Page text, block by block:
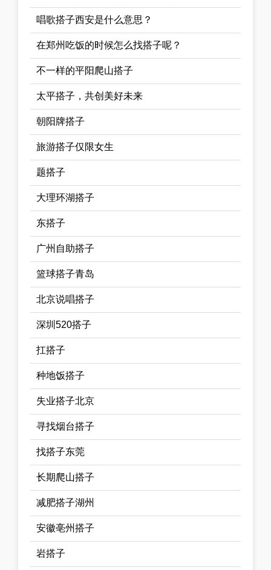
唱歌搭子西安是什么意思？
在郑州吃饭的时候怎么找搭子呢？
不一样的平阳爬山搭子
太平搭子，共创美好未来
朝阳牌搭子
旅游搭子仅限女生
题搭子
大理环湖搭子
东搭子
广州自助搭子
篮球搭子青岛
北京说唱搭子
深圳520搭子
扛搭子
种地饭搭子
失业搭子北京
寻找烟台搭子
找搭子东莞
长期爬山搭子
减肥搭子湖州
安徽亳州搭子
岩搭子